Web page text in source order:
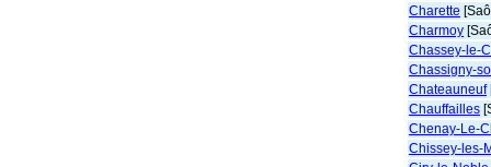
Charette
Charmoy
Chassey-le-
Chassigny-
Chateauneuf
Chauffailles
Chenay-Le-
Chissey-les-